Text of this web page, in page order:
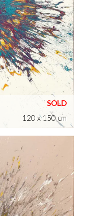
120 x 150 cm